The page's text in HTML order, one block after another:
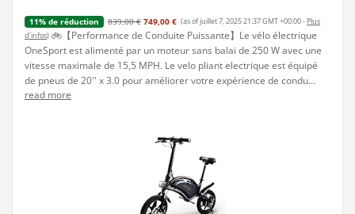
11% de réduction 839,00 € 749,00 € (as of juillet 7, 2025 21:37 GMT +00:00 - Plus
d’infos) 🚲【Performance de Conduite Puissante】Le vélo électrique
OneSport est alimenté par un moteur sans balai de 250 W avec une
vitesse maximale de 15,5 MPH. Le velo pliant electrique est équipé
de pneus de 20'' x 3.0 pour améliorer votre expérience de condu...
read more